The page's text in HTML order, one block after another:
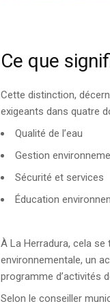
Ce que
Cette distinction,
exigeants dans quatre
Qualité de l’eau
Gestion
Sécurité et services
Éducation
À La Herradura, cela
environnementale, un
programme d’activités
Selon le conseiller